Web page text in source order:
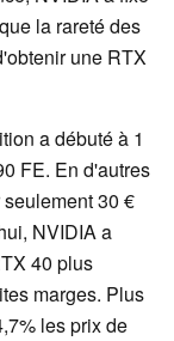
la rareté des
une RTX
a débuté à 1
FE. En d'autres
30 €
NVIDIA a
40 plus
marges. Plus
les prix de